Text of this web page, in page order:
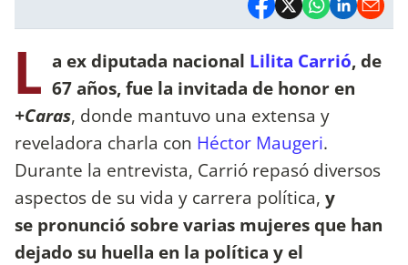
L a ex diputada nacional Lilita Carrió, de
67 años, fue la invitada de honor en
+Caras, donde mantuvo una extensa y
reveladora charla con Héctor Maugeri.
Durante la entrevista, Carrió repasó diversos
aspectos de su vida y carrera política, y
se pronunció sobre varias mujeres que han
dejado su huella en la política y el